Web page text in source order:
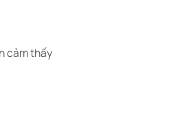
cảm thấy